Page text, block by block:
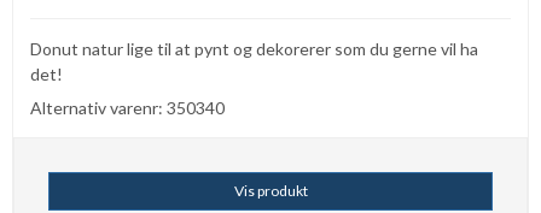
Donut natur lige til at pynt og dekorerer som du gerne vil ha
det!
Alternativ varenr: 350340
Vis produkt